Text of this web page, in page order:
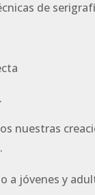
de
nuestras
a jóvenes y